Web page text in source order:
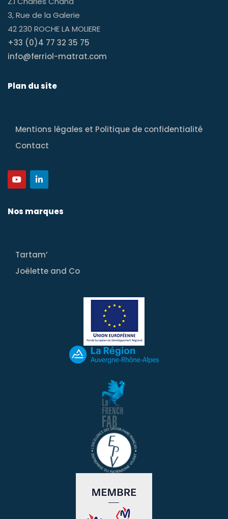
3, Rue de la Galerie
42 230 ROCHE LA MOLIERE
+33 (0)4 77 32 35 75
info@ferriol-matrat.com
Plan du site
Mentions légales et Politique de confidentialité
Contact
Nos marques
Tartam’
Joëlette and Co